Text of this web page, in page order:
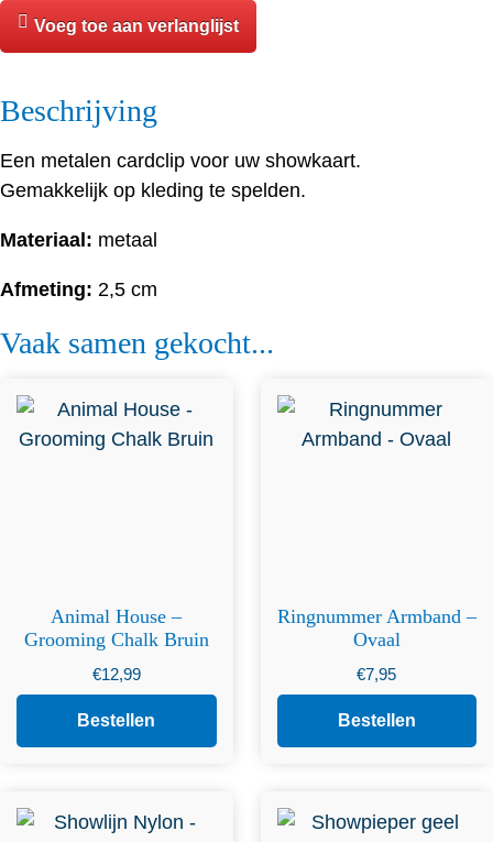
Cardclip
aantal
Voeg toe aan verlanglijst
Beschrijving
Een metalen cardclip voor uw showkaart.
Gemakkelijk op kleding te spelden.
Materiaal: metaal
Afmeting: 2,5 cm
Vaak samen gekocht...
Animal House –
Grooming Chalk Bruin
€12,99
Bestellen
Ringnummer Armband –
Ovaal
€7,95
Bestellen
meerdere variaties. Deze